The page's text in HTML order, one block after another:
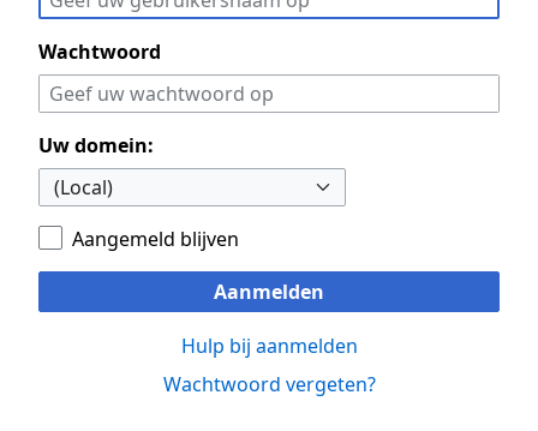
Wachtwoord
Uw domein:
Aangemeld blijven
Aanmelden
Hulp bij aanmelden
Wachtwoord vergeten?